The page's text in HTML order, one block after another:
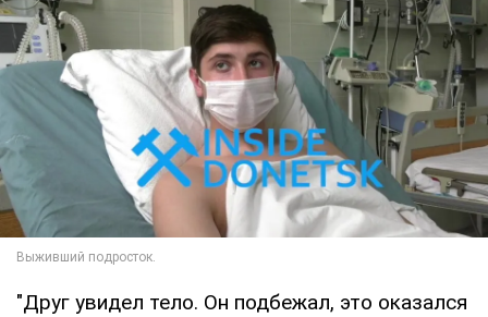
"Друг увидел тело. Он подбежал, это оказался